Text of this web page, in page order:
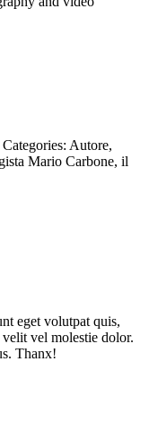
Autore,
Mario Carbone, il
eget volutpat quis,
vel molestie dolor.
Thanx!